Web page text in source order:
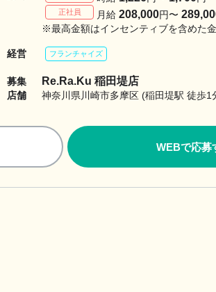
正社員 月給208,000円〜
※最高金額はインセンティブを含めた
経営 フランチャイズ
募集
店舗
Re.Ra.Ku 稲田堤店
神奈川県川崎市多摩区 (稲田堤駅 徒歩1
WEBで応募